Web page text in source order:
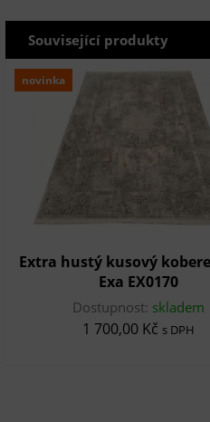
Související produkty
novinka
Extra hustý kusový
Exa EX0170
Dostupnost: skladem
1 700,00 Kč s DPH